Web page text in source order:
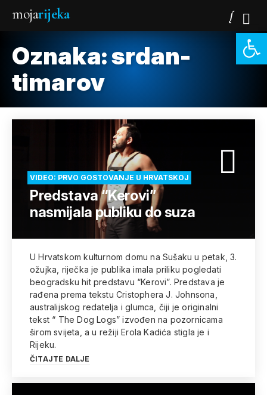
mojarijeka
Oznaka:srdan-
timarov
VIDEO: PRVO GOSTOVANJE U HRVATSKOJ
Predstava “Kerovi”
nasmijala publiku do suza
U Hrvatskom kulturnom domu na Sušaku u petak, 3.
ožujka, riječka je publika imala priliku pogledati
beogradsku hit predstavu “Kerovi”. Predstava je
rađena prema tekstu Cristophera J. Johnsona,
australijskog redatelja i glumca, čiji je originalni
tekst “ The Dog Logs” izvođen na pozornicama
širom svijeta, a u režiji Erola Kadića stigla je i
Rijeku.
ČITAJTE DALJE